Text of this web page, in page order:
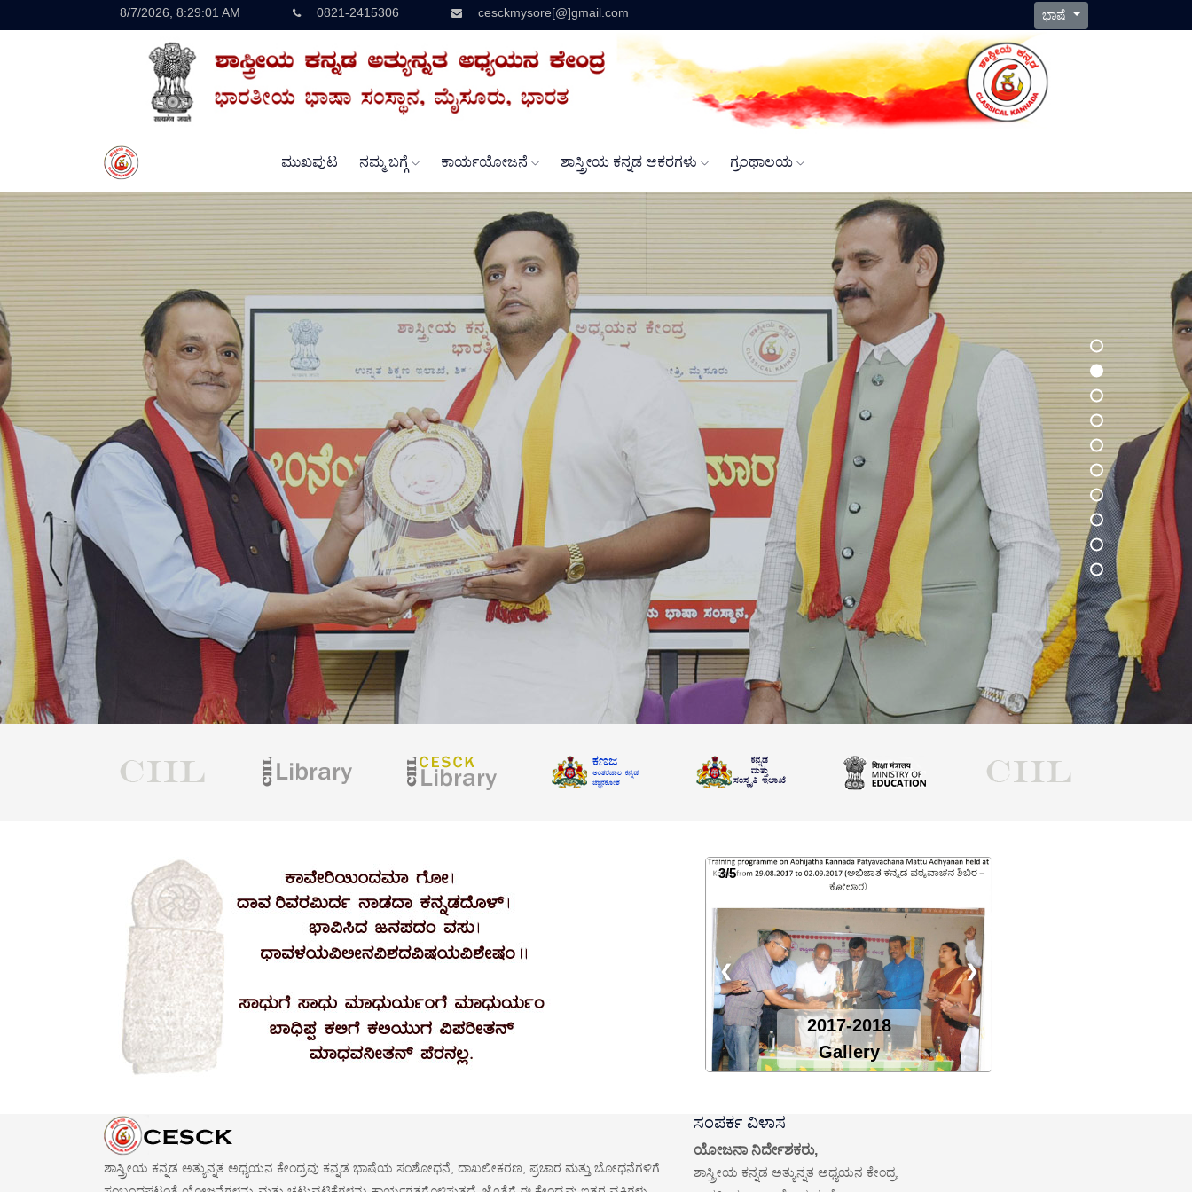
8/7/2026, 8:29:02 AM 0821-2415306 cesckmysore[@]gmail.com ಭಾಷೆ
ಮುಖಪುಟ ನಮ್ಮ ಬಗ್ಗೆ ಕಾರ್ಯಯೋಜನೆ ಶಾಸ್ತ್ರೀಯ ಕನ್ನಡ ಆಕರಗಳು ಗ್ರಂಥಾಲಯ
3/5
2017-2018
Gallery
❮ ❯
ಶಾಸ್ತ್ರೀಯ ಕನ್ನಡ ಅತ್ಯುನ್ನತ ಅಧ್ಯಯನ ಕೇಂದ್ರವು ಕನ್ನಡ ಭಾಷೆಯ ಸಂಶೋಧನೆ, ದಾಖಲೀಕರಣ, ಪ್ರಚಾರ ಮತ್ತು ಬೋಧನೆಗಳಿಗೆ
ಸಂಪರ್ಕ ವಿಳಾಸ
ಯೋಜನಾ ನಿರ್ದೇಶಕರು,
ಶಾಸ್ತ್ರೀಯ ಕನ್ನಡ ಅತ್ಯುನ್ನತ ಅಧ್ಯಯನ ಕೇಂದ್ರ,